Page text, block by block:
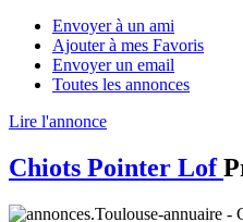
Envoyer à un ami
Ajouter à mes Favoris
Envoyer un email
Toutes les annonces
Lire l'annonce
Chiots Pointer Lof